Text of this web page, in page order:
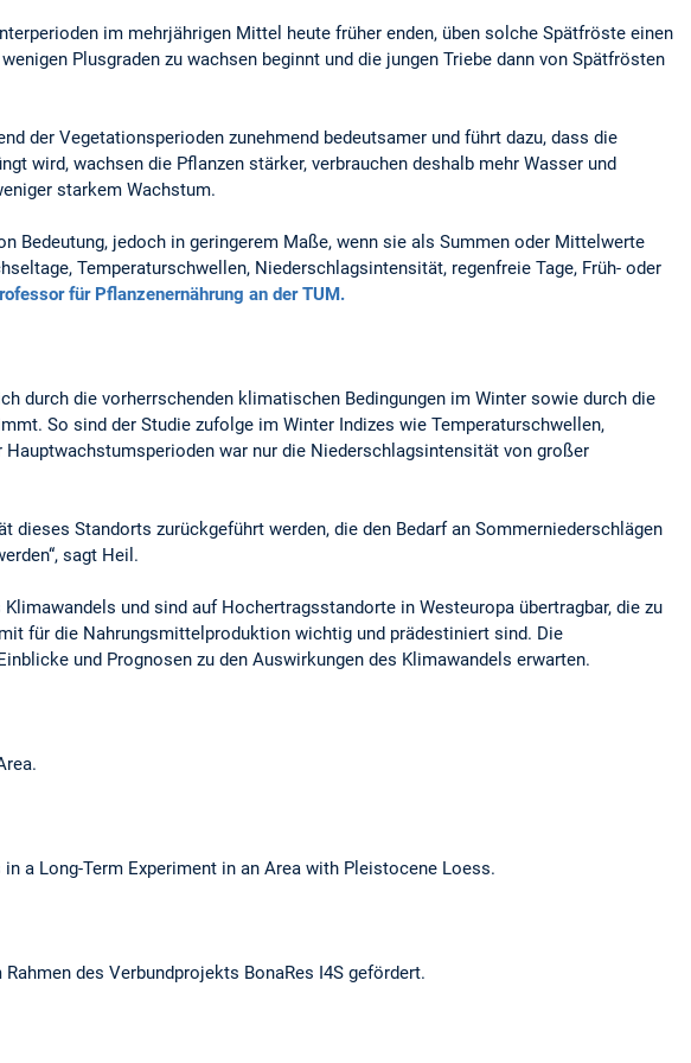
im mehrjährigen Mittel heute früher enden, üben solche Spätfröste einen
Plusgraden zu wachsen beginnt und die jungen Triebe dann von Spätfrösten
der Vegetationsperioden zunehmend bedeutsamer und führt dazu, dass die
wird, wachsen die Pflanzen stärker, verbrauchen deshalb mehr Wasser und
starkem Wachstum.
Bedeutung, jedoch in geringerem Maße, wenn sie als Summen oder Mittelwerte
Temperaturschwellen, Niederschlagsintensität, regenfreie Tage, Früh- oder
für Pflanzenernährung an der TUM.
durch die vorherrschenden klimatischen Bedingungen im Winter sowie durch die
So sind der Studie zufolge im Winter Indizes wie Temperaturschwellen,
war nur die Niederschlagsintensität von großer
dieses Standorts zurückgeführt werden, die den Bedarf an Sommerniederschlägen
sagt Heil.
und sind auf Hochertragsstandorte in Westeuropa übertragbar, die zu
für die Nahrungsmittelproduktion wichtig und prädestiniert sind. Die
und Prognosen zu den Auswirkungen des Klimawandels erwarten.
a Long-Term Experiment in an Area with Pleistocene Loess.
des Verbundprojekts BonaRes I4S gefördert.